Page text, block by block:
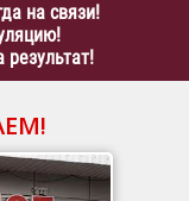
на связи!